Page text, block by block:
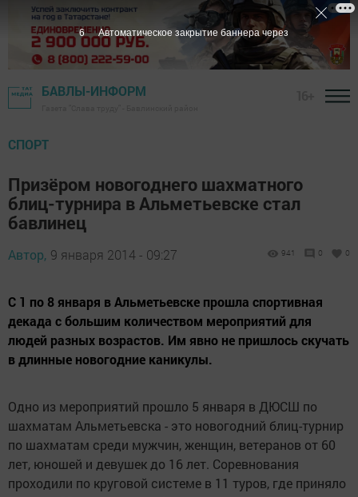
БАВЛЫ-ИНФОРМ
СПОРТ
Призёром новогоднего шахматного
блиц-турнира в Альметьевске стал
бавлинец
Автор, 9 января 2014 - 09:27 941 0 0
С 1 по 8 января в Альметьевске прошла спортивная
декада с большим количеством мероприятий для
людей разных возрастов. Им явно не пришлось скучать
в длинные новогодние каникулы.
Одно из мероприятий прошло 5 января в ДЮСШ по
шахматам Альметьевска - это новогодний блиц-турнир
по шахматам среди мужчин, женщин, ветеранов от 60
лет, юношей и девушек до 16 лет. Соревнования
проходили по круговой системе в 11 туров, где приняло
6 Автоматическое закрытие баннера через